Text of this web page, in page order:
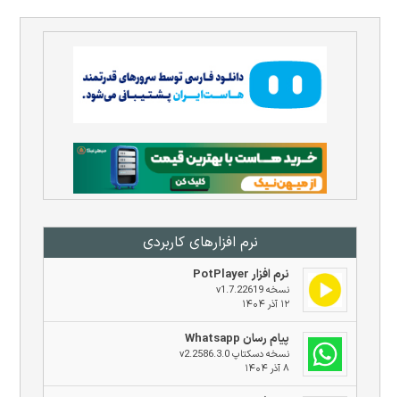
نرم افزار‌های کاربردی
نرم افزار PotPlayer
نسخه v1.7.22619
۱۲ آذر ۱۴۰۴
پیام رسان Whatsapp
نسخه دسکتاپ v2.2586.3.0
۸ آذر ۱۴۰۴